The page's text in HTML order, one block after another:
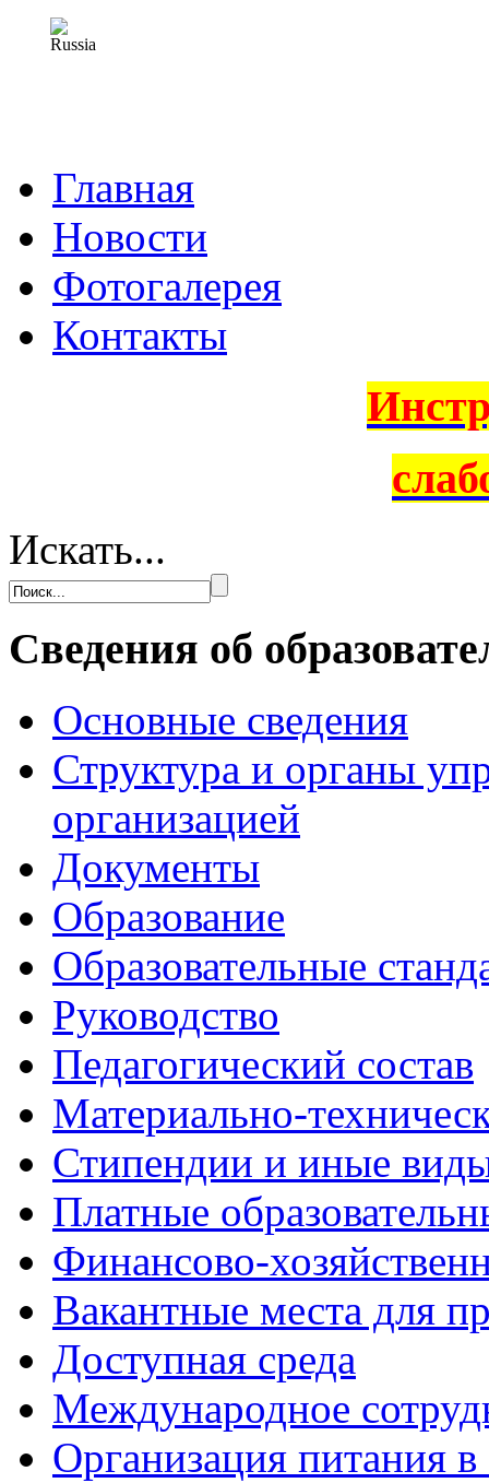
Главная
Новости
Фотогалерея
Контакты
Искать...
Сведения об
Основные сведения
Структура и органы
организацией
Документы
Образование
Образовательные
Руководство
Педагогический состав
Материально-
Стипендии и иные
Платные
Финансово-
Вакантные места для
Доступная среда
Международное
Организация питания в